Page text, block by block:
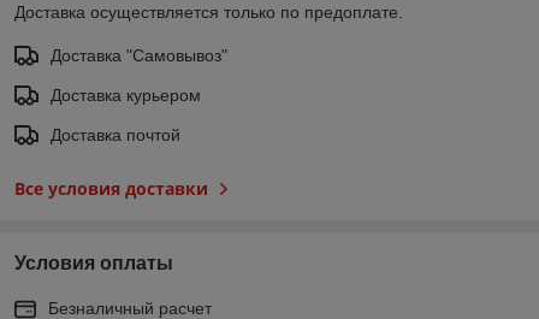
Доставка осуществляется только по предоплате.
Доставка "Самовывоз"
Доставка курьером
Доставка почтой
Все условия доставки
Условия оплаты
Безналичный расчет